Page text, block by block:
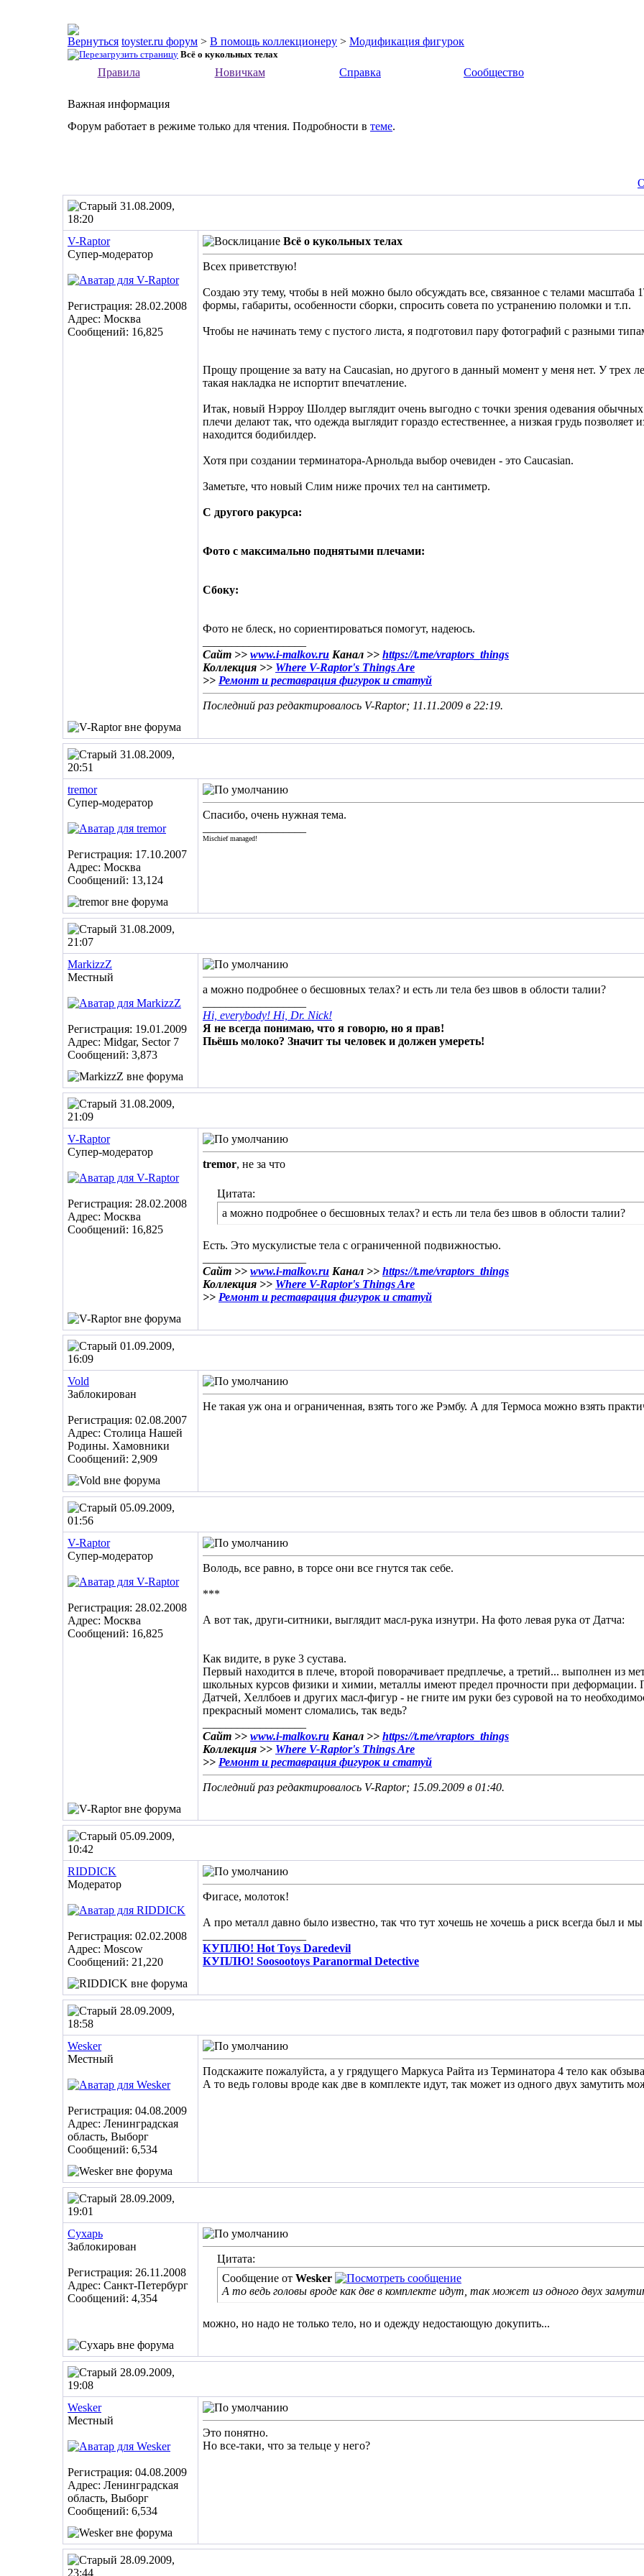
toyster.ru форум > В помощь коллекционеру > Модификация фигурок
Всё о кукольных телах
Правила Новичкам Справка Сообщество
Важная информация
Форум работает в режиме только для чтения. Подробности в теме.
31.08.2009,
18:20
V-Raptor
Супер-модератор
Регистрация: 28.02.2008
Адрес: Москва
Сообщений: 16,825
Всё о кукольных телах
Всех приветствую!
Создаю эту тему, чтобы в ней можно было обсуждать все, связанное с телами масштаба
формы, габариты, особенности сборки, спросить совета по устранению поломки и т.п.
Чтобы не начинать тему с пустого листа, я подготовил пару фотографий с разными
Прощу прощение за вату на Caucasian, но другого в данный момент у меня нет. У трех
такая накладка не испортит впечатление.
Итак, новый Нэрроу Шолдер выглядит очень выгодно с точки зрения одевания
плечи делают так, что одежда выглядит гораздо естественнее, а низкая грудь
находится бодибилдер.
Хотя при создании терминатора-Арнольда выбор очевиден - это Caucasian.
Заметьте, что новый Слим ниже прочих тел на сантиметр.
С другого ракурса:
Фото с максимально поднятыми плечами:
Сбоку:
Фото не блеск, но сориентироваться помогут, надеюсь.
Сайт >> www.i-malkov.ru Канал >> https://t.me/vraptors_things
Коллекция >> Where V-Raptor's Things Are
>> Ремонт и реставрация фигурок и статуй
Последний раз редактировалось V-Raptor; 11.11.2009 в 22:19.
31.08.2009,
20:51
tremor
Супер-модератор
Регистрация: 17.10.2007
Адрес: Москва
Сообщений: 13,124
Спасибо, очень нужная тема.
Mischief managed!
31.08.2009,
21:07
MarkizzZ
Местный
Регистрация: 19.01.2009
Адрес: Midgar, Sector 7
Сообщений: 3,873
а можно подробнее о бесшовных телах? и есть ли тела без швов в облости талии?
Hi, everybody! Hi, Dr. Nick!
Я не всегда понимаю, что я говорю, но я прав!
Пьёшь молоко? Значит ты человек и должен умереть!
31.08.2009,
21:09
V-Raptor
Супер-модератор
Регистрация: 28.02.2008
Адрес: Москва
Сообщений: 16,825
tremor, не за что
Цитата:
а можно подробнее о бесшовных телах? и есть ли тела без швов в облости талии?
Есть. Это мускулистые тела с ограниченной подвижностью.
Сайт >> www.i-malkov.ru Канал >> https://t.me/vraptors_things
Коллекция >> Where V-Raptor's Things Are
>> Ремонт и реставрация фигурок и статуй
01.09.2009,
16:09
Vold
Заблокирован
Регистрация: 02.08.2007
Адрес: Столица Нашей
Родины. Хамовники
Сообщений: 2,909
Не такая уж она и ограниченная, взять того же Рэмбу. А для Термоса можно взять
05.09.2009,
01:56
V-Raptor
Супер-модератор
Регистрация: 28.02.2008
Адрес: Москва
Сообщений: 16,825
Володь, все равно, в торсе они все гнутся так себе.
***
А вот так, други-ситники, выглядит масл-рука изнутри. На фото левая рука от Датча:
Как видите, в руке 3 сустава.
Первый находится в плече, второй поворачивает предплечье, а третий... выполнен из
школьных курсов физики и химии, металлы имеют предел прочности при деформации.
Датчей, Хеллбоев и других масл-фигур - не гните им руки без суровой на то
прекрасный момент сломались, так ведь?
Сайт >> www.i-malkov.ru Канал >> https://t.me/vraptors_things
Коллекция >> Where V-Raptor's Things Are
>> Ремонт и реставрация фигурок и статуй
Последний раз редактировалось V-Raptor; 15.09.2009 в 01:40.
05.09.2009,
10:42
RIDDICK
Модератор
Регистрация: 02.02.2008
Адрес: Moscow
Сообщений: 21,220
Фигасе, молоток!
А про металл давно было известно, так что тут хочешь не хочешь а риск всегда был и
КУПЛЮ! Hot Toys Daredevil
КУПЛЮ! Soosootoys Paranormal Detective
28.09.2009,
18:58
Wesker
Местный
Регистрация: 04.08.2009
Адрес: Ленинградская
область, Выборг
Сообщений: 6,534
Подскажите пожалуйста, а у грядущего Маркуса Райта из Терминатора 4 тело как
А то ведь головы вроде как две в комплекте идут, так может из одного двух замутить
28.09.2009,
19:01
Сухарь
Заблокирован
Регистрация: 26.11.2008
Адрес: Санкт-Петербург
Сообщений: 4,354
Цитата:
Сообщение от Wesker
А то ведь головы вроде как две в комплекте идут, так может из одного двух
можно, но надо не только тело, но и одежду недостающую докупить...
28.09.2009,
19:08
Wesker
Местный
Регистрация: 04.08.2009
Адрес: Ленинградская
область, Выборг
Сообщений: 6,534
Это понятно.
Но все-таки, что за тельце у него?
28.09.2009,
23:44